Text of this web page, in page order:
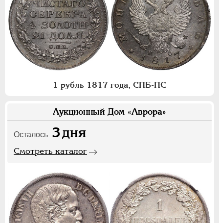
1 рубль 1817 года, СПБ-ПС
Аукционный Дом «Аврора»
Осталось 3дня
Смотреть каталог